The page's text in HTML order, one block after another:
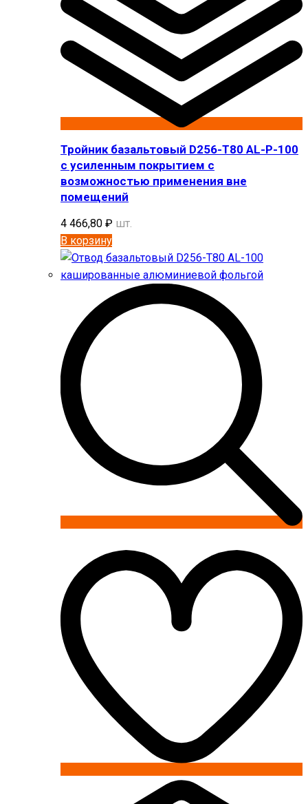
Тройник базальтовый D256-T80 AL-P-100
с усиленным покрытием с
возможностью применения вне
помещений
4 466,80 ₽ шт.
В корзину